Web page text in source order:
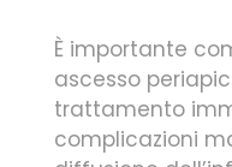
È importante
ascesso
trattamento
complicazioni